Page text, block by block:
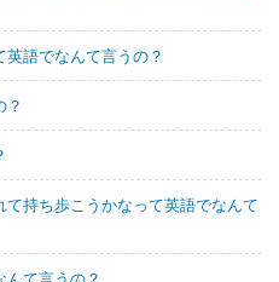
語でなんて言うの？
？
持ち歩こうかなって英語でなんて